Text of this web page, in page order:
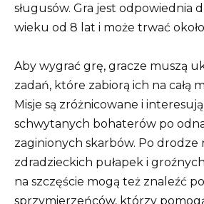
sługusów. Gra jest odpowiednia
wieku od 8 lat i może trwać
Aby wygrać grę, gracze muszą
zadań, które zabiorą ich na całą
Misje są zróżnicowane i
schwytanych bohaterów po
zaginionych skarbów. Po drodze
zdradzieckich pułapek i
na szczęście mogą też znaleźć
sprzymierzeńców, którzy